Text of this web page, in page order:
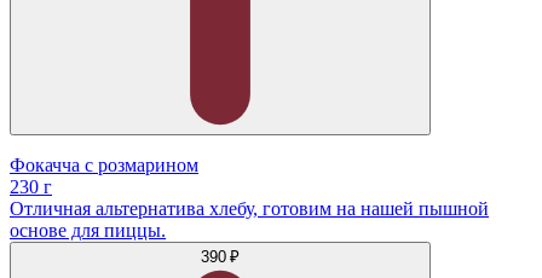
Фокачча с розмарином
230 г
Отличная альтернатива хлебу, готовим на нашей пышной
основе для пиццы.
390 ₽